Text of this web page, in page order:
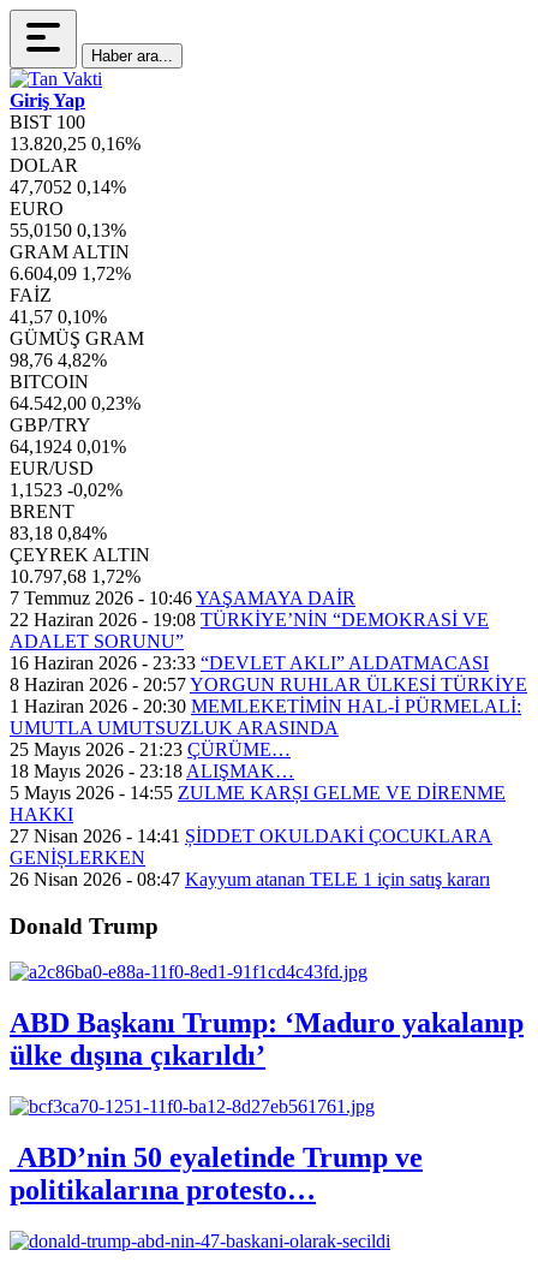
Haber ara...
Giriş Yap
BIST 100
13.820,25 0,16%
DOLAR
47,7052 0,14%
EURO
55,0150 0,13%
GRAM ALTIN
6.604,09 1,72%
FAİZ
41,57 0,10%
GÜMÜŞ GRAM
98,76 4,82%
BITCOIN
64.542,00 0,23%
GBP/TRY
64,1924 0,01%
EUR/USD
1,1523 -0,02%
BRENT
83,18 0,84%
ÇEYREK ALTIN
10.797,68 1,72%
7 Temmuz 2026 - 10:46YAŞAMAYA DAİR
22 Haziran 2026 - 19:08 TÜRKİYE’NİN “DEMOKRASİ VE
ADALET SORUNU”
16 Haziran 2026 - 23:33 “DEVLET AKLI” ALDATMACASI
8 Haziran 2026 - 20:57YORGUN RUHLAR ÜLKESİ TÜRKİYE
1 Haziran 2026 - 20:30 MEMLEKETİMİN HAL-İ PÜRMELALİ:
UMUTLA UMUTSUZLUK ARASINDA
25 Mayıs 2026 - 21:23 ÇÜRÜME…
18 Mayıs 2026 - 23:18 ALIŞMAK…
5 Mayıs 2026 - 14:55 ZULME KARȘI GELME VE DİRENME
HAKKI
27 Nisan 2026 - 14:41 ȘİDDET OKULDAKİ ÇOCUKLARA
GENİȘLERKEN
26 Nisan 2026 - 08:47 Kayyum atanan TELE 1 için satış kararı
Donald Trump
ABD Başkanı Trump: ‘Maduro yakalanıp
ülke dışına çıkarıldı’
ABD’nin 50 eyaletinde Trump ve
politikalarına protesto…